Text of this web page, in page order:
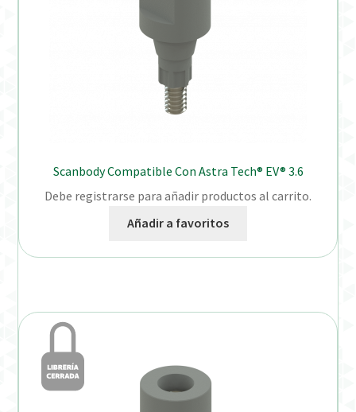
Scanbody Compatible Con Astra Tech® EV® 3.6
Debe registrarse para añadir productos al carrito.
Añadir a favoritos